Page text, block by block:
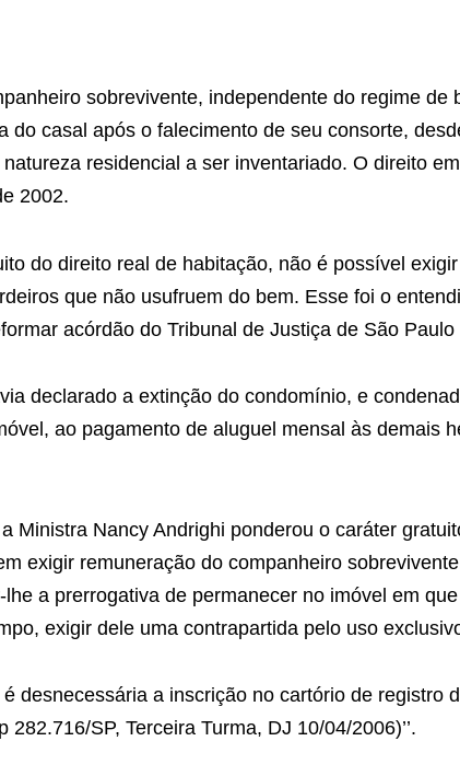
sobrevivente, independente do regime de
casal após o falecimento de seu consorte,
residencial a ser inventariado. O direito
2002.
do direito real de habitação, não é possível
que não usufruem do bem. Esse foi o
acórdão do Tribunal de Justiça de São Paulo
declarado a extinção do condomínio, e
ao pagamento de aluguel mensal às demais
Ministra Nancy Andrighi ponderou o caráter
exigir remuneração do companheiro sobrevivente
a prerrogativa de permanecer no imóvel em
exigir dele uma contrapartida pelo uso
desnecessária a inscrição no cartório de registro
SP, Terceira Turma, DJ 10/04/2006)’’.